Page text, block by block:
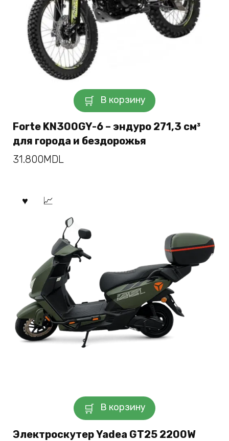
В корзину
Forte KN300GY-6 – эндуро 271,3 см³
для города и бездорожья
31.800MDL
В корзину
Электроскутер Yadea GT25 2200W